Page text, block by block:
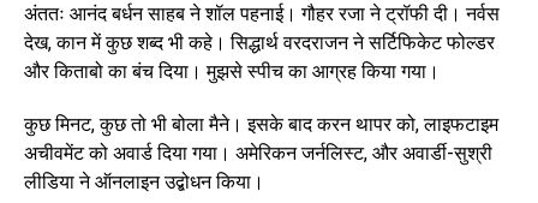
अंततः आनंद बर्धन साहब ने शॉल पहनाई। गौहर रजा ने ट्रॉफी दी। नर्वस
देख, कान में कुछ शब्द भी कहे। सिद्धार्थ वरदराजन ने सर्टिफिकेट फोल्डर
और किताबो का बंच दिया। मुझसे स्पीच का आग्रह किया गया।
कुछ मिनट, कुछ तो भी बोला मैने। इसके बाद करन थापर को, लाइफटाइम
अचीवमेंट को अवार्ड दिया गया। अमेरिकन जर्नलिस्ट, और अवार्डी-सुश्री
लीडिया ने ऑनलाइन उद्बोधन किया।